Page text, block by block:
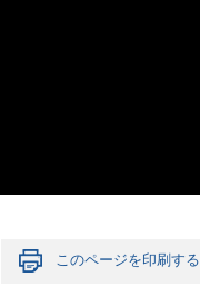
このページを印刷する